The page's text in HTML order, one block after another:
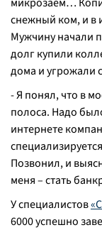
снежный ком, и в
Мужчину начали
долг купили
дома и угрожали
- Я понял, что в
полоса. Надо
интернете
Позвонил, и
меня – стать
У специалистов
6000 успешно